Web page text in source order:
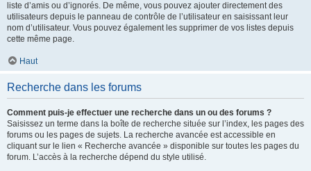
liste d’amis ou d’ignorés. De même, vous pouvez ajouter directement des
utilisateurs depuis le panneau de contrôle de l’utilisateur en saisissant leur
nom d’utilisateur. Vous pouvez également les supprimer de vos listes depuis
cette même page.
Haut
Recherche dans les forums
Comment puis-je effectuer une recherche dans un ou des forums ?
Saisissez un terme dans la boîte de recherche située sur l’index, les pages des
forums ou les pages de sujets. La recherche avancée est accessible en
cliquant sur le lien « Recherche avancée » disponible sur toutes les pages du
forum. L’accès à la recherche dépend du style utilisé.